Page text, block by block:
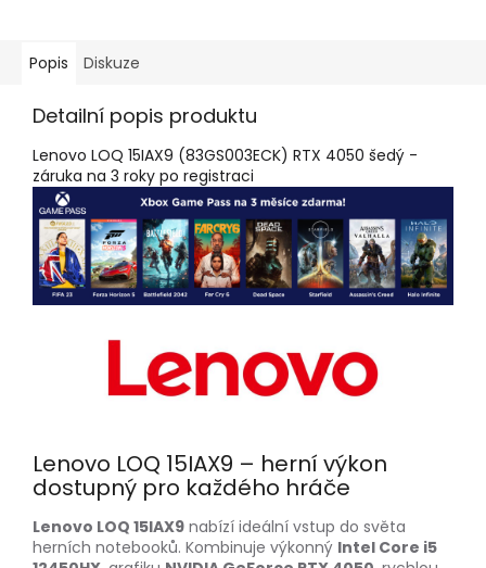
Popis Diskuze
Detailní popis produktu
Lenovo LOQ 15IAX9 (83GS003ECK) RTX 4050 šedý -
záruka na 3 roky po registraci
Lenovo LOQ 15IAX9 – herní výkon
dostupný pro každého hráče
Lenovo LOQ 15IAX9 nabízí ideální vstup do světa
herních notebooků. Kombinuje výkonný Intel Core i5